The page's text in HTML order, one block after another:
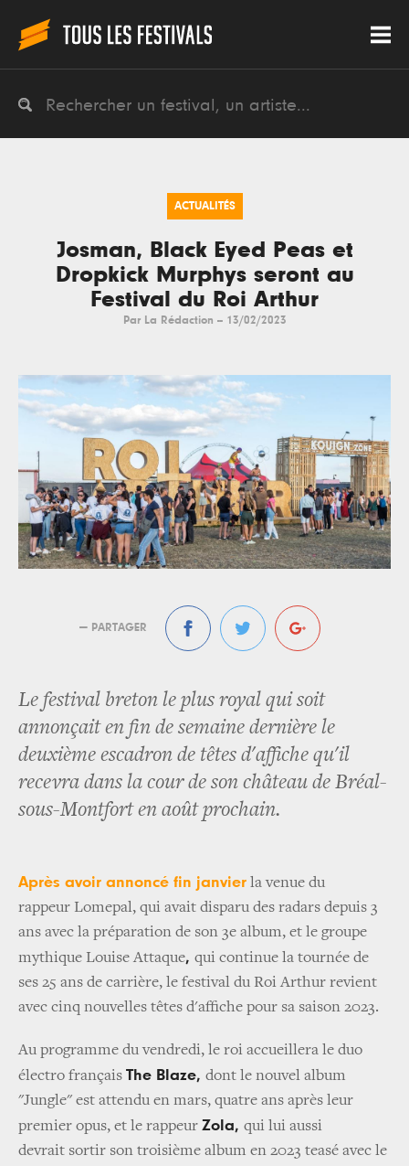
ACTUALITÉS
Josman, Black Eyed Peas et
Dropkick Murphys seront au
Festival du Roi Arthur
Par La Rédaction -- 13/02/2023
— PARTAGER
Le festival breton le plus royal qui soit
annonçait en fin de semaine dernière le
deuxième escadron de têtes d'affiche qu'il
recevra dans la cour de son château de Bréal-
sous-Montfort en août prochain.
Après avoir annoncé fin janvier la venue du
rappeur Lomepal, qui avait disparu des radars depuis 3
ans avec la préparation de son 3e album, et le groupe
mythique Louise Attaque, qui continue la tournée de
ses 25 ans de carrière, le festival du Roi Arthur revient
avec cinq nouvelles têtes d'affiche pour sa saison 2023.
Au programme du vendredi, le roi accueillera le duo
électro français The Blaze, dont le nouvel album
"Jungle" est attendu en mars, quatre ans après leur
premier opus, et le rappeur Zola, qui lui aussi
devrait sortir son troisième album en 2023 teasé avec le